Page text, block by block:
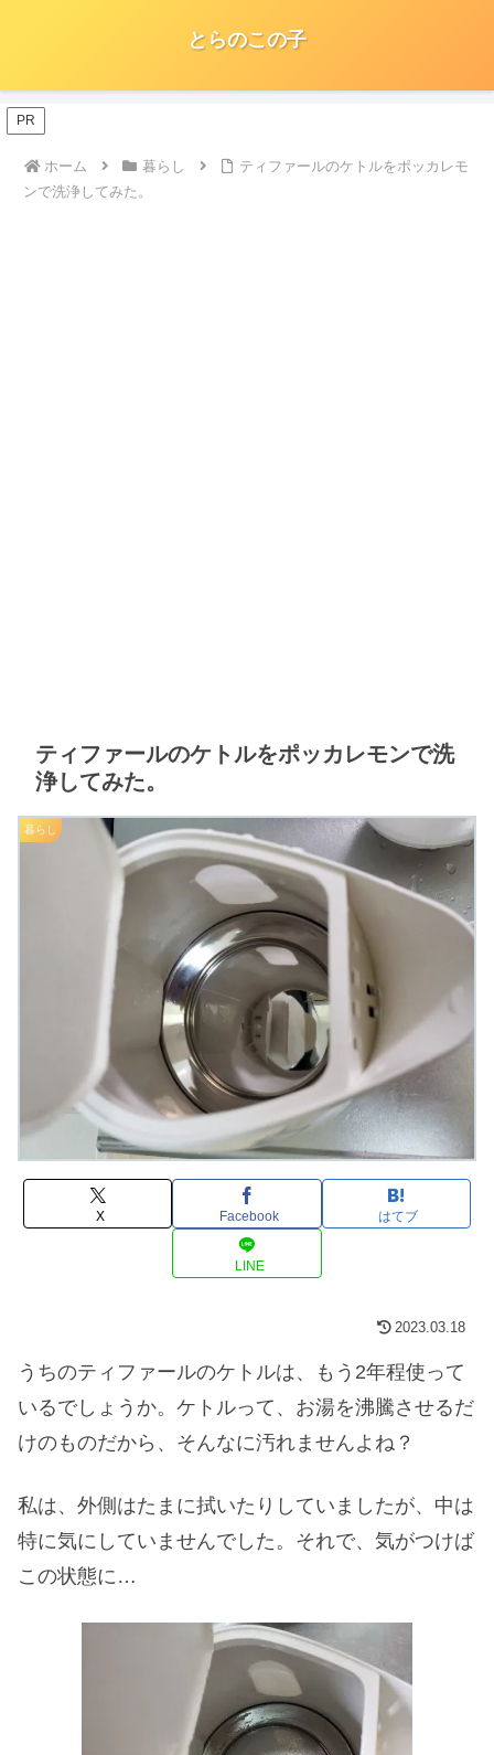
とらのこの子
PR
ホーム 暮らし
ティファールのケトルをポッカレモ
ンで洗浄してみた。
ティファールのケトルをポッカレモンで洗
浄してみた。
暮らし
X Facebook はてブ
LINE
2023.03.18
うちのティファールのケトルは、もう2年程使って
いるでしょうか。ケトルって、お湯を沸騰させるだ
けのものだから、そんなに汚れませんよね？
私は、外側はたまに拭いたりしていましたが、中は
特に気にしていませんでした。それで、気がつけば
この状態に…